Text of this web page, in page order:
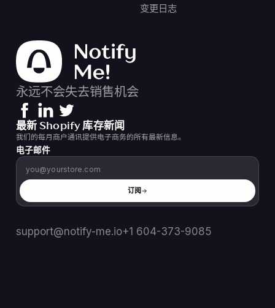
变更日志
永远不会失去销售机会
最新 Shopify 库存新闻
我们的每月商户通讯提供电子商务的所有最新信息。
电子邮件
订阅
support@notify-me.io+1 604-373-9085